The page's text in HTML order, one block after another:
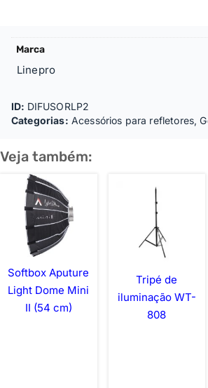
Marca
Linepro
ID: DIFUSORLP2
Categorias: Acessórios para refletores,
Veja também:
Softbox Aputure
Light Dome Mini
II (54 cm)
Tripé de
iluminação WT-
808